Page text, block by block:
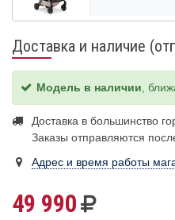
Доставка и наличие
Модель в наличии ,
Доставка в большинство
Заказы отправляются
Адрес и время работы
49 990